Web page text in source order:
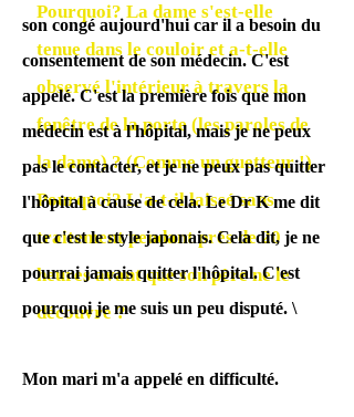
Pourquoi? La dame s'est-elle
tenue dans le couloir et a-t-elle
observé l'intérieur à travers la
fenêtre de la porte (les paroles de
la dame) ? (Comme un guetteur !)
Pourquoi? L'a-t-il laissé sans
traitement pendant près de 20
heures avant que son père ne le
découvre ?
son congé aujourd'hui car il a besoin du
consentement de son médecin. C'est
appelé. C'est la première fois que mon
médecin est à l'hôpital, mais je ne peux
pas le contacter, et je ne peux pas quitter
l'hôpital à cause de cela. Le Dr K me dit
que c'est le style japonais. Cela dit, je ne
pourrai jamais quitter l'hôpital. C'est
pourquoi je me suis un peu disputé. \
Mon mari m'a appelé en difficulté.